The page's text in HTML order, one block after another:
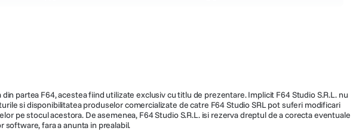
Nu Da
Sony
partea F64, acestea fiind utilizate exclusiv cu titlu de prezentare. Implicit F64 Studio S.R.L. nu
si disponibilitatea produselor comercializate de catre F64 Studio SRL pot suferi modificari
stocul acestora. De asemenea, F64 Studio S.R.L. isi rezerva dreptul de a corecta eventuale
fara a anunta in prealabil.